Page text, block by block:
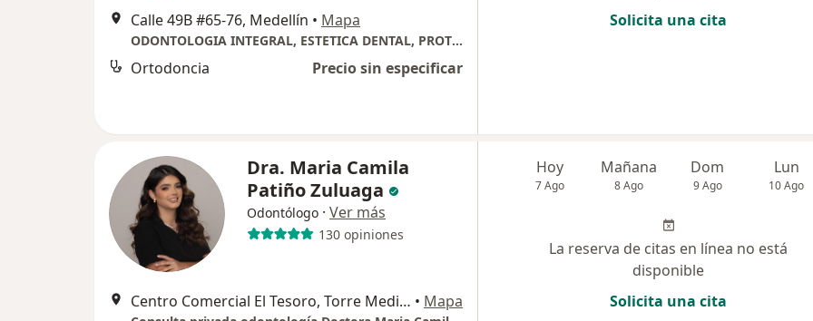
Calle 49B #65-76, Medellín • Mapa
ODONTOLOGIA INTEGRAL, ESTETICA DENTAL, PROTESIS
Ortodoncia Precio sin especificar
Solicita una cita
Dra. Maria Camila
Patiño Zuluaga
Odontólogo · Ver más
130 opiniones
Centro Comercial El Tesoro, Torre Medica 2, Piso 11, Consultorio 1152 , Medellín, Colombia, Medellín • Mapa
Hoy
7 Ago
Mañana
8 Ago
Dom
9 Ago
Lun
10 Ago
La reserva de citas en línea no está
disponible
Solicita una cita